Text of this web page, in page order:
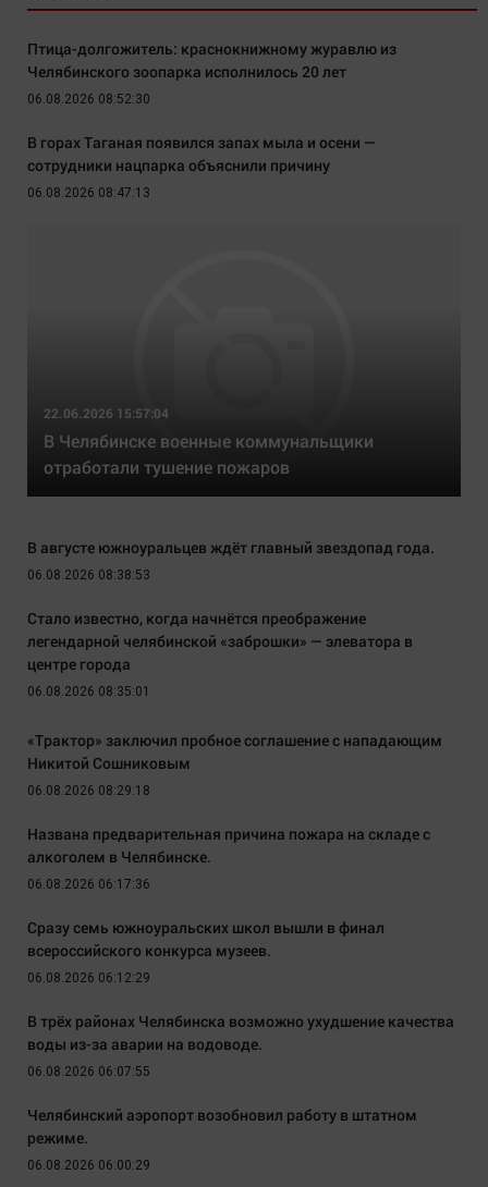
Птица-долгожитель: краснокнижному журавлю из
Челябинского зоопарка исполнилось 20 лет
06.08.2026 08:52:30
В горах Таганая появился запах мыла и осени —
сотрудники нацпарка объяснили причину
06.08.2026 08:47:13
22.06.2026 15:57:04
В Челябинске военные коммунальщики
отработали тушение пожаров
В августе южноуральцев ждёт главный звездопад года.
06.08.2026 08:38:53
Стало известно, когда начнётся преображение
легендарной челябинской «заброшки» — элеватора в
центре города
06.08.2026 08:35:01
«Трактор» заключил пробное соглашение с нападающим
Никитой Сошниковым
06.08.2026 08:29:18
Названа предварительная причина пожара на складе с
алкоголем в Челябинске.
06.08.2026 06:17:36
Сразу семь южноуральских школ вышли в финал
всероссийского конкурса музеев.
06.08.2026 06:12:29
В трёх районах Челябинска возможно ухудшение качества
воды из-за аварии на водоводе.
06.08.2026 06:07:55
Челябинский аэропорт возобновил работу в штатном
режиме.
06.08.2026 06:00:29